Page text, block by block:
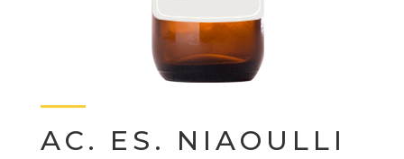
AC. ES. NIAOULLI